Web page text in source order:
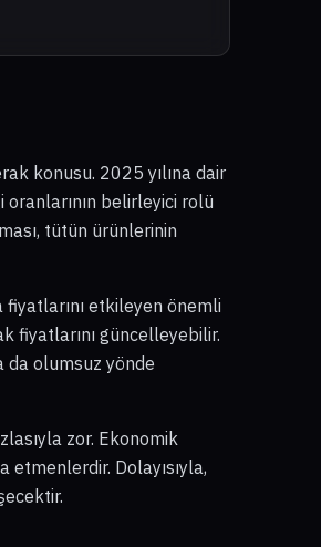
konusu. 2025 yılına dair
belirleyici rolü
tütün ürünlerinin
etkileyen önemli
fiyatlarını güncelleyebilir.
da olumsuz yönde
zor. Ekonomik
Dolayısıyla,